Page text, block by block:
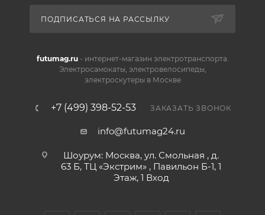
ПОДПИСАТЬСЯ НА РАССЫЛКУ
futumag.ru- интернет-магазин электротранспорта.
Электросамокаты, электровелосипеды,
электроскутеры в Москве
+7 (499) 398-52-53 ЗАКАЗАТЬ ЗВОНОК
info@futumag24.ru
Шоурум: Москва, ул. Смольная , д.
63 Б, ТЦ «Экстрим» , Павильон Б-1, 1
Этаж, 1 Вход